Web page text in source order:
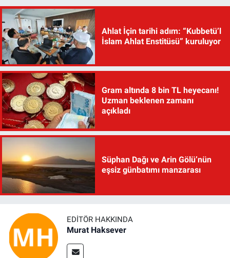
Ahlat İçin tarihi adım: “Kubbetü’l
İslam Ahlat Enstitüsü” kuruluyor
Gram altında 8 bin TL heyecanı!
Uzman beklenen zamanı
açıkladı
Süphan Dağı ve Arin Gölü’nün
eşsiz günbatımı manzarası
EDITÖR HAKKINDA
Murat Haksever